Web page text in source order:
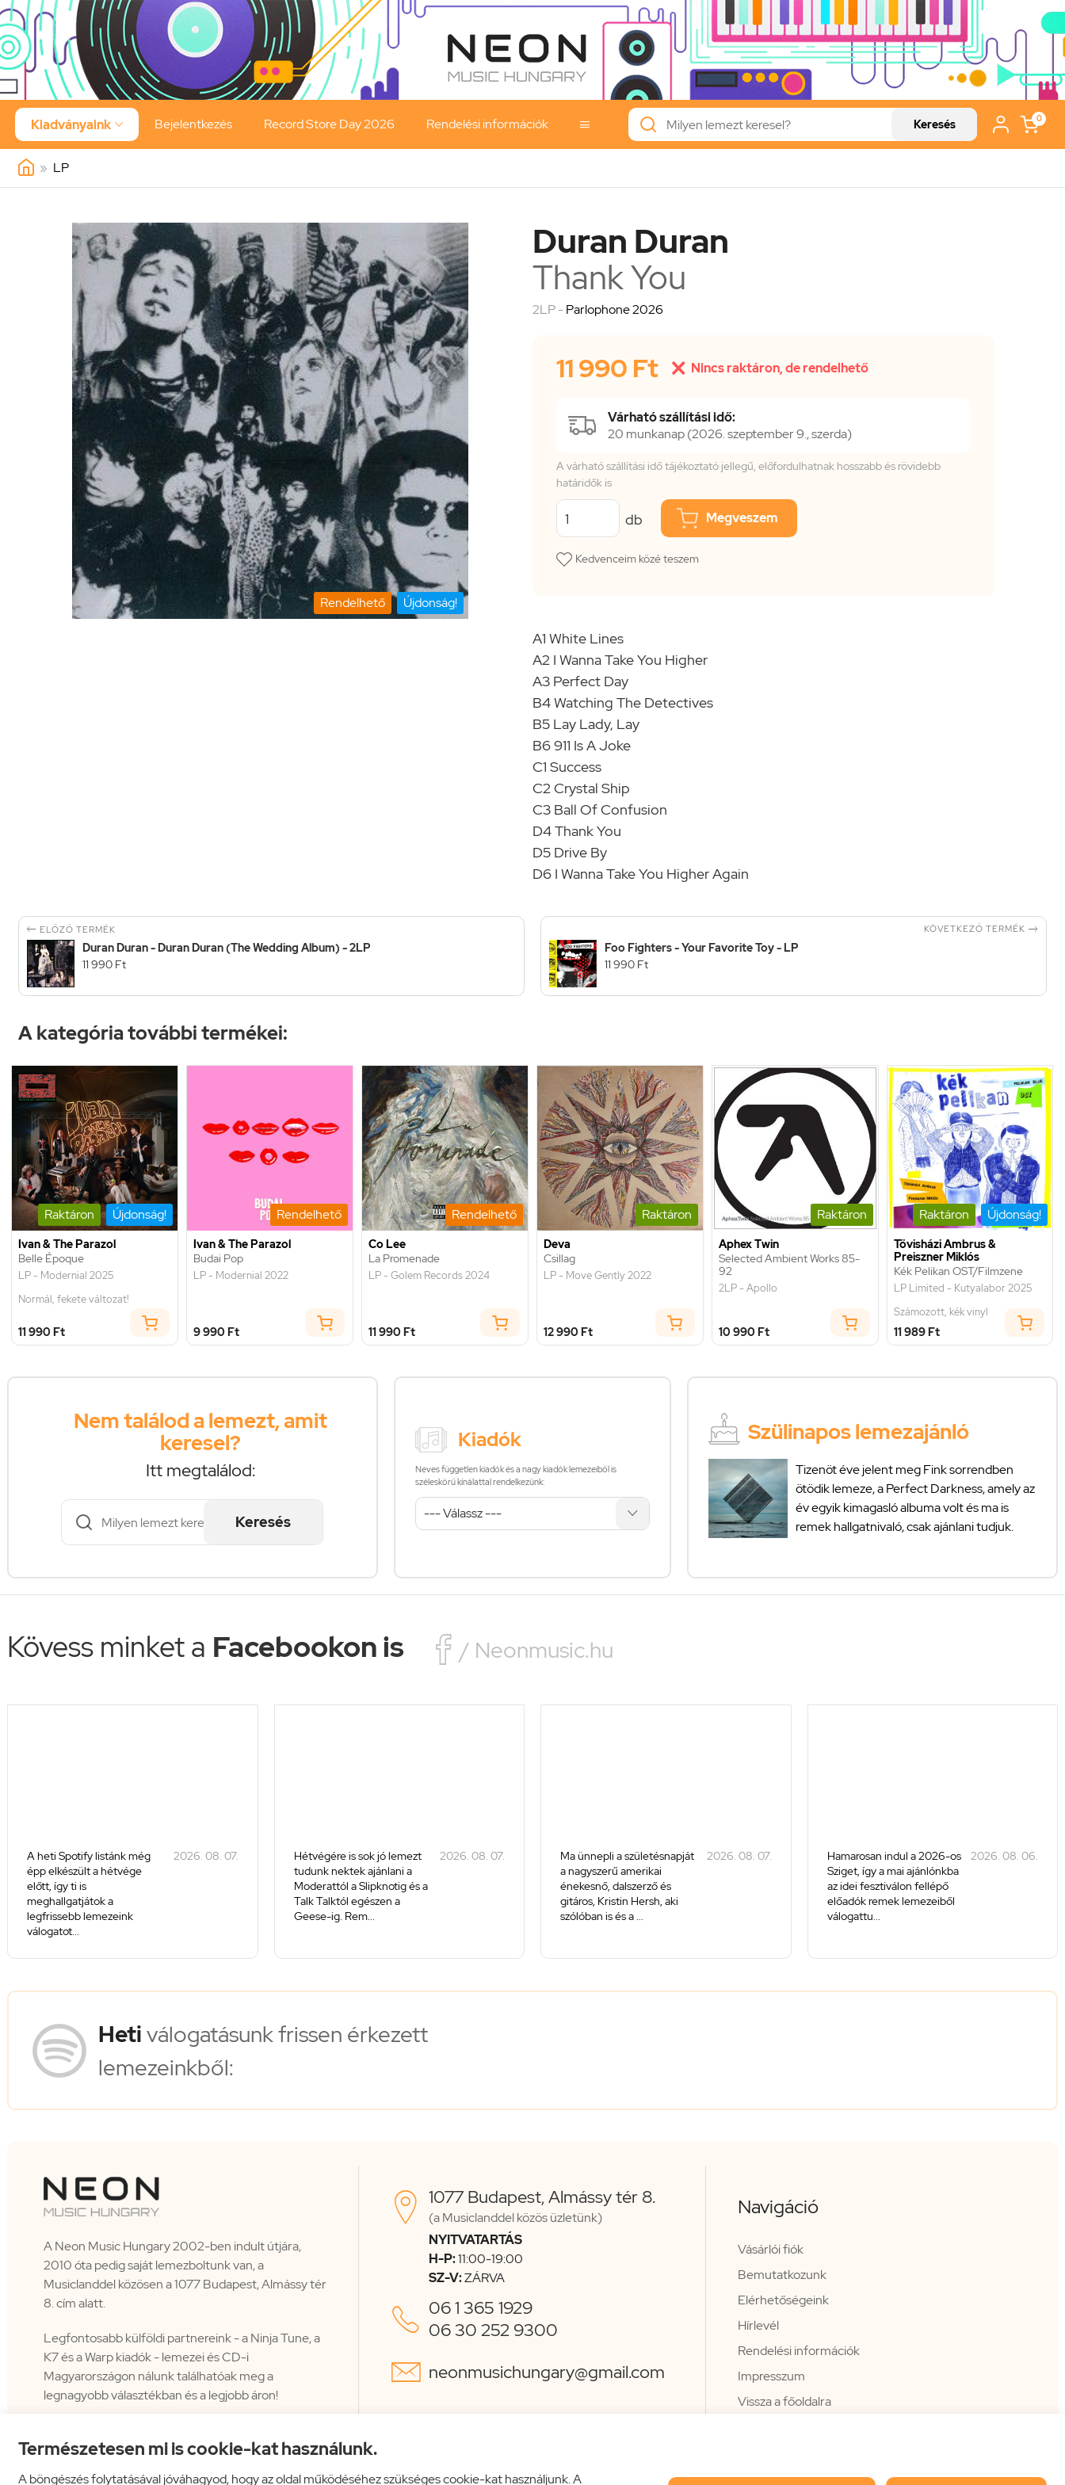
Természetesen mi is cookie-kat használunk.
A böngészés folytatásával jóváhagyod, hogy az oldal működéséhez szükséges cookie-kat használjunk. A
Kiadványaink  Bejelentkezés Record Store Day 2026 Rendelési információk  Keresés 0
» LP
Rendelhető Újdonság!
Duran Duran
Thank You
2LP -Parlophone 2026
11 990 Ft  Nincs raktáron, de rendelhető
Várható szállítási idő:
20 munkanap (2026. szeptember 9., szerda)
A várható szállítási idő tájékoztató jellegű, előfordulhatnak hosszabb és rövidebb
határidők is
db Megveszem
Kedvenceim közé teszem
A1 White Lines
A2 I Wanna Take You Higher
A3 Perfect Day
B4 Watching The Detectives
B5 Lay Lady, Lay
B6 911 Is A Joke
C1 Success
C2 Crystal Ship
C3 Ball Of Confusion
D4 Thank You
D5 Drive By
D6 I Wanna Take You Higher Again
 ELŐZŐ TERMÉK
Duran Duran - Duran Duran (The Wedding Album) - 2LP
11 990 Ft
KÖVETKEZŐ TERMÉK 
Foo Fighters - Your Favorite Toy - LP
11 990 Ft
A kategória további termékei:
Raktáron Újdonság!
Ivan & The Parazol
Belle Époque
LP - Modernial 2025
Normál, fekete változat!
11 990 Ft
Rendelhető
Ivan & The Parazol
Budai Pop
LP - Modernial 2022
9 990 Ft
Rendelhető
Co Lee
La Promenade
LP - Golem Records 2024
11 990 Ft
Raktáron
Deva
Csillag
LP - Move Gently 2022
12 990 Ft
Raktáron
Aphex Twin
Selected Ambient Works 85-
92
2LP - Apollo
10 990 Ft
Raktáron Újdonság!
Tövisházi Ambrus &
Preiszner Miklós
Kék Pelikan OST/Filmzene
LP Limited - Kutyalabor 2025
Számozott, kék vinyl
11 989 Ft
Nem találod a lemezt, amit
keresel?
Itt megtalálod:
Keresés
Kiadók
Neves független kiadók és a nagy kiadók lemezeiből is
széleskörű kínálattal rendelkezünk:
Szülinapos lemezajánló
Tizenöt éve jelent meg Fink sorrendben
ötödik lemeze, a Perfect Darkness, amely az
év egyik kimagasló albuma volt és ma is
remek hallgatnivaló, csak ajánlani tudjuk.
Kövess minket a Facebookon is  / Neonmusic.hu
A heti Spotify listánk még
épp elkészült a hétvége
előtt, így ti is
meghallgatjátok a
legfrissebb lemezeink
válogatot...
2026. 08. 07.
Hétvégére is sok jó lemezt
tudunk nektek ajánlani a
Moderattól a Slipknotig és a
Talk Talktól egészen a
Geese-ig. Rem...
2026. 08. 07.
Ma ünnepli a születésnapját
a nagyszerű amerikai
énekesnő, dalszerző és
gitáros, Kristin Hersh, aki
szólóban is és a ...
2026. 08. 07.
Hamarosan indul a 2026-os
Sziget, így a mai ajánlónkba
az idei fesztiválon fellépő
előadók remek lemezeiből
válogattu...
2026. 08. 06.
Hetiválogatásunk frissen érkezett
lemezeinkből:
A Neon Music Hungary 2002-ben indult útjára,
2010 óta pedig saját lemezboltunk van, a
Musiclanddel közösen a 1077 Budapest, Almássy tér
8. cím alatt.
Legfontosabb külföldi partnereink - a Ninja Tune, a
K7 és a Warp kiadók - lemezei és CD-i
Magyarországon nálunk találhatóak meg a
legnagyobb választékban és a legjobb áron!
 1077 Budapest, Almássy tér 8.
(a Musiclanddel közös üzletünk)
NYITVATARTÁS
H-P:11:00-19:00
SZ-V:ZÁRVA
 06 1 365 1929
06 30 252 9300
 neonmusichungary@gmail.com
Navigáció
Vásárlói fiók
Bemutatkozunk
Elérhetőségeink
Hírlevél
Rendelési információk
Impresszum
Vissza a főoldalra